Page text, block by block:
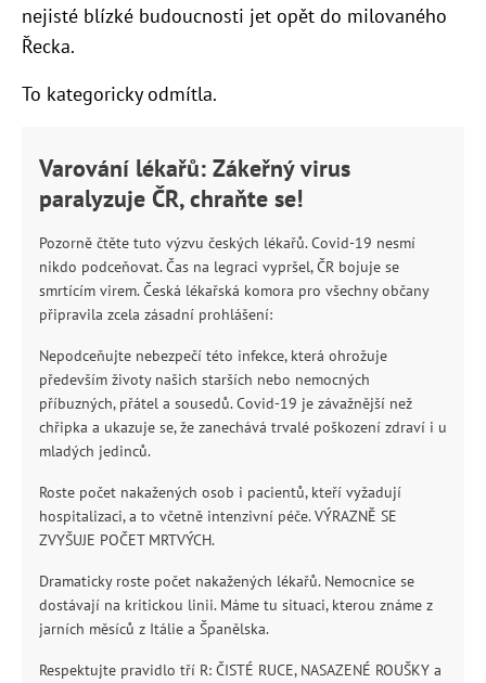
nejisté blízké budoucnosti jet opět do milovaného
Řecka.
To kategoricky odmítla.
Varování lékařů: Zákeřný virus
paralyzuje ČR, chraňte se!
Pozorně čtěte tuto výzvu českých lékařů. Covid-19 nesmí
nikdo podceňovat. Čas na legraci vypršel, ČR bojuje se
smrtícím virem. Česká lékařská komora pro všechny občany
připravila zcela zásadní prohlášení:
Nepodceňujte nebezpečí této infekce, která ohrožuje
především životy našich starších nebo nemocných
příbuzných, přátel a sousedů. Covid-19 je závažnější než
chřipka a ukazuje se, že zanechává trvalé poškození zdraví i u
mladých jedinců.
Roste počet nakažených osob i pacientů, kteří vyžadují
hospitalizaci, a to včetně intenzivní péče. VÝRAZNĚ SE
ZVYŠUJE POČET MRTVÝCH.
Dramaticky roste počet nakažených lékařů. Nemocnice se
dostávají na kritickou linii. Máme tu situaci, kterou známe z
jarních měsíců z Itálie a Španělska.
Respektujte pravidlo tří R: ČISTÉ RUCE, NASAZENÉ ROUŠKY a